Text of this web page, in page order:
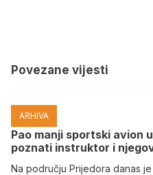
Povezane vijesti
ARHIVA
Pao manji sportski avion
poznati instruktor i
Na području Prijedora danas